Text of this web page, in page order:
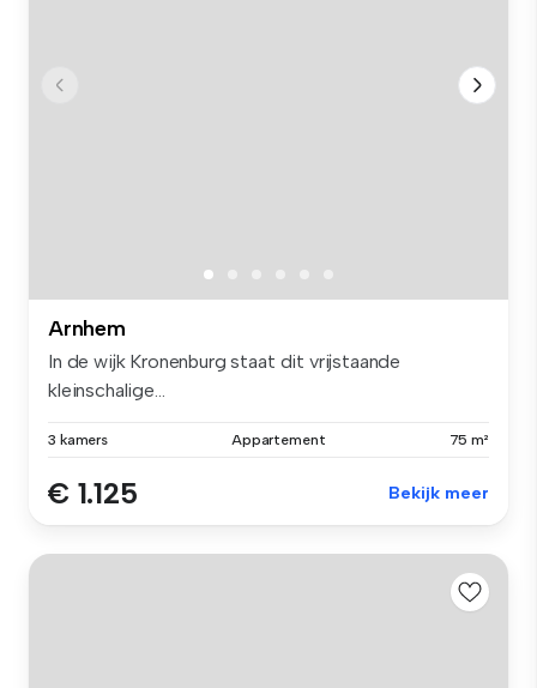
Arnhem
In de wijk Kronenburg staat dit vrijstaande
kleinschalige...
3 kamers Appartement 75 m²
€ 1.125 Bekijk meer